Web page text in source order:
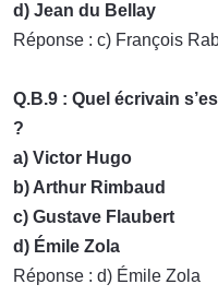
d) Jean du Bellay
Réponse : c) François
Q.B.9 : Quel écrivain
?
a) Victor Hugo
b) Arthur Rimbaud
c) Gustave Flaubert
d) Émile Zola
Réponse : d) Émile Zola